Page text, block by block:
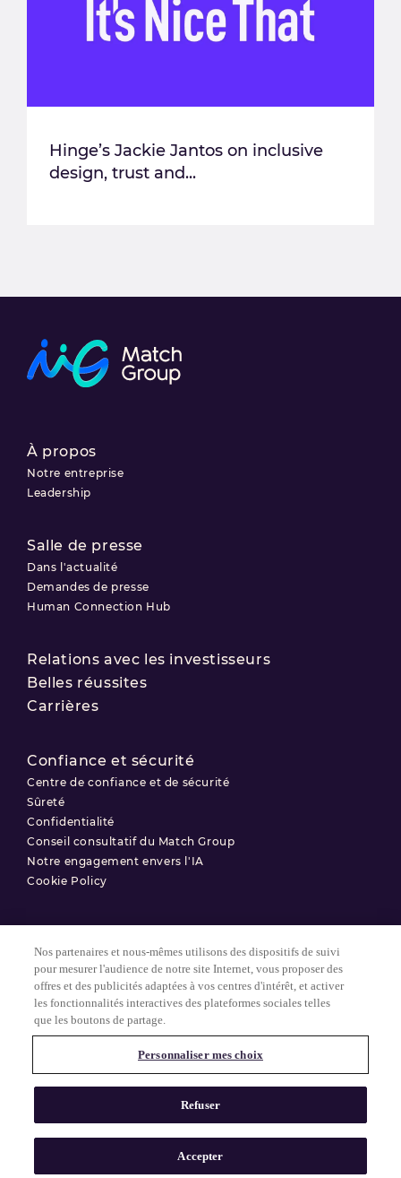
Hinge’s Jackie Jantos on inclusive
design, trust and...
À propos
Notre entreprise
Leadership
Salle de presse
Dans l'actualité
Demandes de presse
Human Connection Hub
Relations avec les investisseurs
Belles réussites
Carrières
Confiance et sécurité
Centre de confiance et de sécurité
Sûreté
Confidentialité
Conseil consultatif du Match Group
Notre engagement envers l'IA
Cookie Policy
© 2025 Match Group.
Conditions d'utilisation
Politique de confidentialité
Tous droits réservés. MATCH GROUP, le logo MG et le fil bleu-gris
MG sont des marques déposées de Match Group Americas, LLC.
Toutes les autres marques sont la propriété de leurs détenteurs
Nos partenaires et nous-mêmes utilisons des dispositifs de suivi
pour mesurer l'audience de notre site Internet, vous proposer des
offres et des publicités adaptées à vos centres d'intérêt, et activer
les fonctionnalités interactives des plateformes sociales telles
que les boutons de partage.
Personnaliser mes choix
Refuser
Accepter